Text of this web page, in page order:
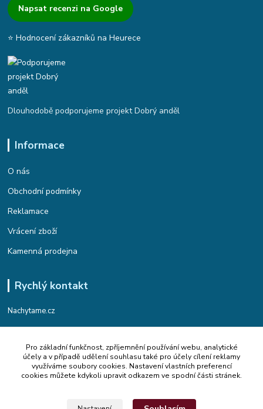
Napsat recenzi na Google
⭐ Hodnocení zákazníků na Heurece
Dlouhodobě podporujeme projekt Dobrý anděl
Informace
O nás
Obchodní podmínky
Reklamace
Vrácení zboží
Kamenná prodejna
Rychlý kontakt
Nachytame.cz
Telefon : +420 774 912 435
(Po-Pá, 9:00-17:00 hod.)
Email : info@nachytame.cz
Pro základní funkčnost, zpříjemnění používání webu, analytické
účely a v případě udělení souhlasu také pro účely cílení reklamy
využíváme soubory cookies. Nastavení vlastních preferencí
cookies můžete kdykoli upravit odkazem ve spodní části stránek.